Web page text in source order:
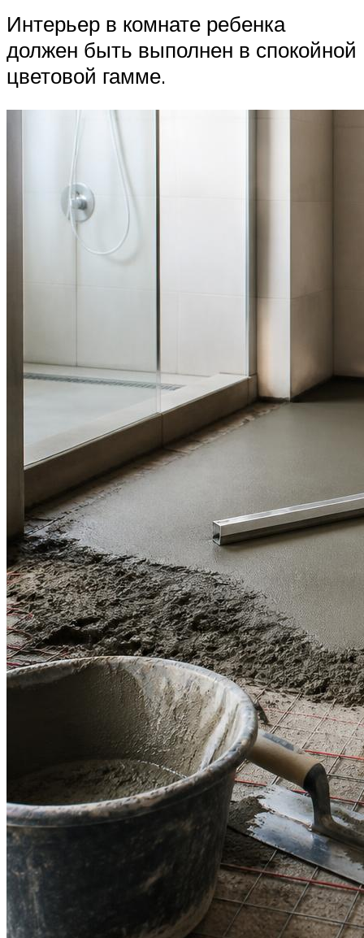
Интерьер в комнате ребенка
должен быть выполнен в спокойной
цветовой гамме.